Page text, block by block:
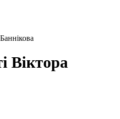
Віктора